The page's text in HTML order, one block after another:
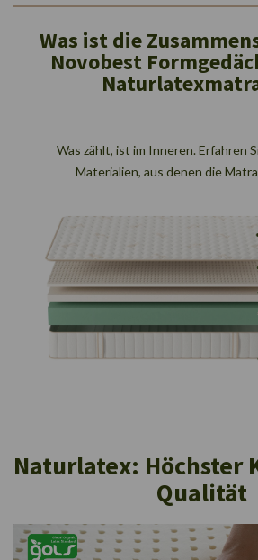
Was ist die
Novobest
Was zählt, ist im Inneren. Erfahren
Materialien, aus denen die
Naturlatex: Höchster
Qualität